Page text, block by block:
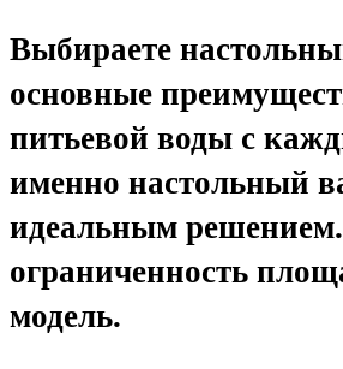
Выбираете
основные
питьевой воды с
именно настольный
идеальным
ограниченность
модель.